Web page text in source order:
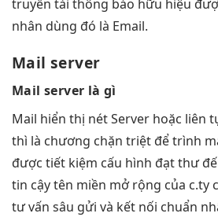
truyền tài thông báo hữu hiệu
nhân dùng đó là Email.
Mail server
Mail server là gì
Mail hiển thị nétServer hoặc liên
thì là chương chặn triệt đểtrình
được tiết kiệm cấu hình đạt thư
tin cậytên miền mở rộng của c.ty
tư vấn sâu gửi và kết nối chuẩn